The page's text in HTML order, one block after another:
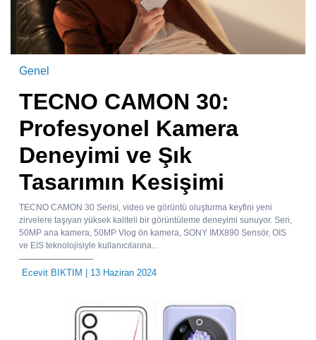
Genel
TECNO CAMON 30:
Profesyonel Kamera
Deneyimi ve Şık
Tasarımın Kesişimi
TECNO CAMON 30 Serisi, video ve görüntü oluşturma keyfini yeni
zirvelere taşıyan yüksek kaliteli bir görüntüleme deneyimi sunuyor. Seri,
50MP ana kamera, 50MP Vlog ön kamera, SONY IMX890 Sensör, OIS
ve EIS teknolojisiyle kullanıcılarına...
Ecevit BIKTIM | 13 Haziran 2024